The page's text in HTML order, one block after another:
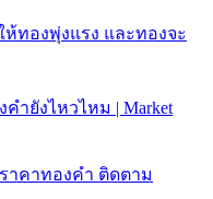
ห้ทองพุ่งแรง และทองจะ
ำยังไหวไหม | Market
าคาทองคำ ติดตาม